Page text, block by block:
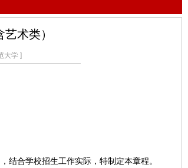
术类）
大学 ]
合学校招生工作实际，特制定本章程。